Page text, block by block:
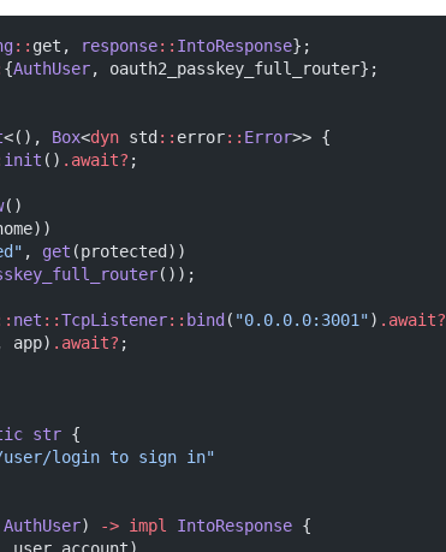
:: get, response:: IntoResponse};
{AuthUser, oauth2_passkey_full_router};
<(), Box<dyn std :: error:: Error>> {
init () .await? ;
()
, get (protected))
());
net ::TcpListener:: bind ( "0.0.0.0:3001") .await?
app) .await? ;
str {
login to sign in"
AuthUser) -> impl IntoResponse {
, user account)